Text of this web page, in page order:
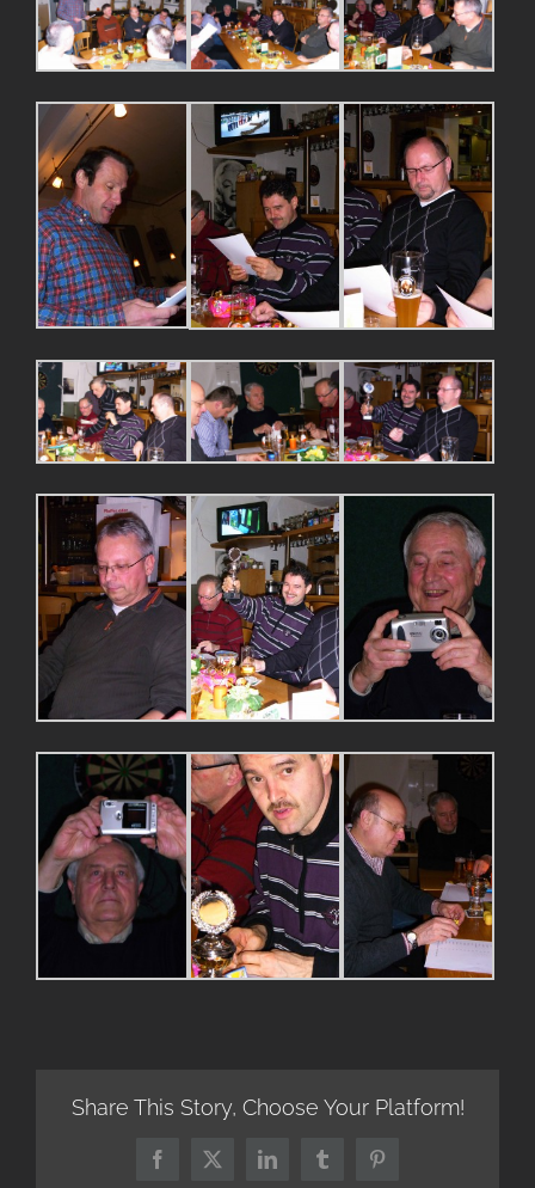
Share This Story, Choose Your Platform!
Facebook
X LinkedInTumblrPinterest